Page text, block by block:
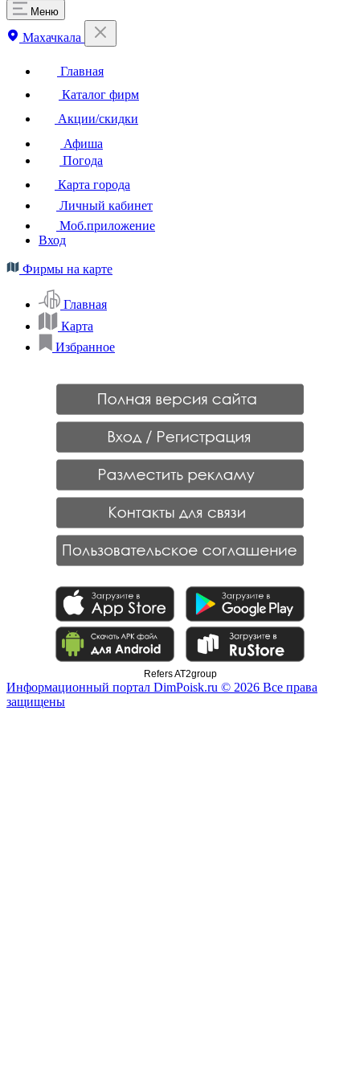
Меню
Махачкала
Главная
Каталог фирм
Акции/скидки
Афиша
Погода
Карта города
Личный кабинет
Моб.приложение
Вход
Фирмы на карте
Главная
Карта
Избранное
Refers AT2group
Информационный портал DimPoisk.ru © 2026 Все права
защищены